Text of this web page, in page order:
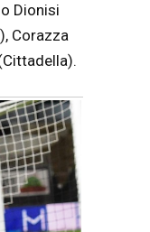
Dionisi
Corazza